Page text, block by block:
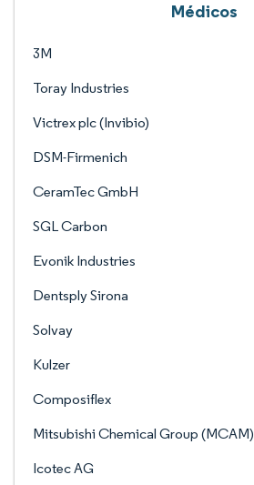
Médicos
3M
Toray Industries
Victrex plc (Invibio)
DSM-Firmenich
CeramTec GmbH
SGL Carbon
Evonik Industries
Dentsply Sirona
Solvay
Kulzer
Composiflex
Mitsubishi Chemical Group (MCAM)
Icotec AG